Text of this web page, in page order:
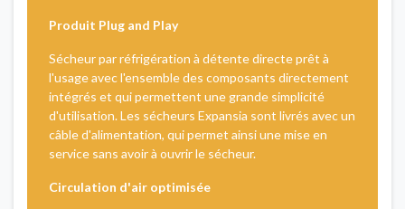
Produit Plug and Play
Sécheur par réfrigération à détente directe prêt à
l'usage avec l'ensemble des composants directement
intégrés et qui permettent une grande simplicité
d'utilisation. Les sécheurs Expansia sont livrés avec un
câble d'alimentation, qui permet ainsi une mise en
service sans avoir à ouvrir le sécheur.
Circulation d'air optimisée